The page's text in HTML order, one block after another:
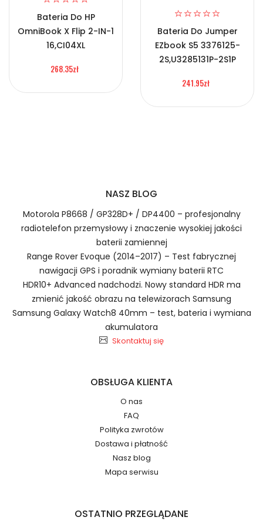
Certyfikaty bezpieczeństwa i zgodności
Bateria EXFO BL-49ST
Prawo zwrotu w ciągu 30 dni
Baterie do Laptopów EXFO BL-
Dzięki ochronie kupujących w
zakupiony przedmiot do Ciebie nie
dotrze lub będzie się znacznie różnić
2.Numer produktu baterii
Numer produktu ładowarki
2.Numer produktu baterii
Jak przedłużyć żywotność Baterie do Laptopów
Bateria Do HP
OmniBook X Flip 2-IN-1
16,CI04XL
268.35zł
Bateria Do Jumper
EZbook S5 3376125-
2S,U3285131P-2S1P
241.95zł
NASZ BLOG
Motorola P8668 / GP328D+ / DP4400 – profesjonalny
radiotelefon przemysłowy i znaczenie wysokiej jakości
baterii zamiennej
Range Rover Evoque (2014–2017) – Test fabrycznej
nawigacji GPS i poradnik wymiany baterii RTC
HDR10+ Advanced nadchodzi. Nowy standard HDR ma
zmienić jakość obrazu na telewizorach Samsung
Samsung Galaxy Watch8 40mm – test, bateria i wymiana
akumulatora
Skontaktuj się
OBSŁUGA KLIENTA
O nas
FAQ
Polityka zwrotów
Dostawa i płatność
Nasz blog
Mapa serwisu
OSTATNIO PRZEGLĄDANE